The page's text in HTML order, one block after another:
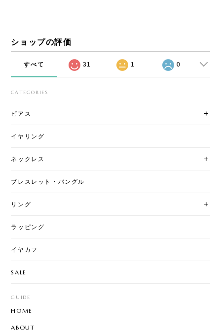
ショップの評価
すべて 31 1 0
CATEGORIES
ピアス
イヤリング
ネックレス
ブレスレット・バングル
リング
ラッピング
イヤカフ
SALE
GUIDE
HOME
ABOUT